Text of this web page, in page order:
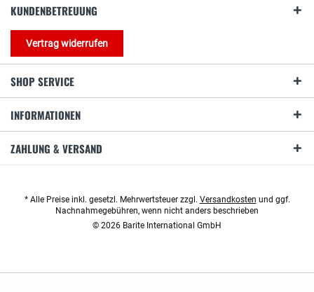
KUNDENBETREUUNG
Vertrag widerrufen
SHOP SERVICE
INFORMATIONEN
ZAHLUNG & VERSAND
* Alle Preise inkl. gesetzl. Mehrwertsteuer zzgl. Versandkosten und ggf.
Nachnahmegebühren, wenn nicht anders beschrieben
© 2026 Barite International GmbH